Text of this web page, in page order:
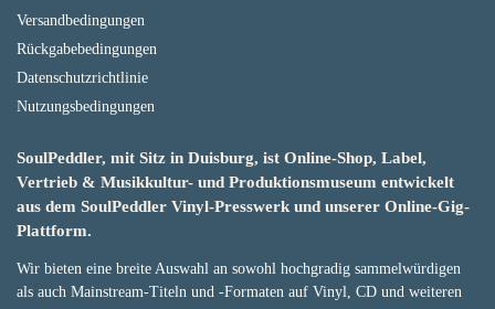
Versandbedingungen
Rückgabebedingungen
Datenschutzrichtlinie
Nutzungsbedingungen
SoulPeddler, mit Sitz in Duisburg, ist Online-Shop, Label,
Vertrieb & Musikkultur- und Produktionsmuseum entwickelt
aus dem SoulPeddler Vinyl-Presswerk und unserer Online-Gig-
Plattform.
Wir bieten eine breite Auswahl an sowohl hochgradig sammelwürdigen
als auch Mainstream-Titeln und -Formaten auf Vinyl, CD und weiteren